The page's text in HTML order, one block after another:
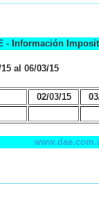
- Información
al 06/03/15
02/03/15